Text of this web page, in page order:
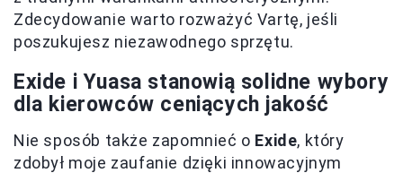
Zdecydowanie warto rozważyć Vartę, jeśli
poszukujesz niezawodnego sprzętu.
Exide i Yuasa stanowią solidne wybory
dla kierowców ceniących jakość
Nie sposób także zapomnieć o Exide, który
zdobył moje zaufanie dzięki innowacyjnym